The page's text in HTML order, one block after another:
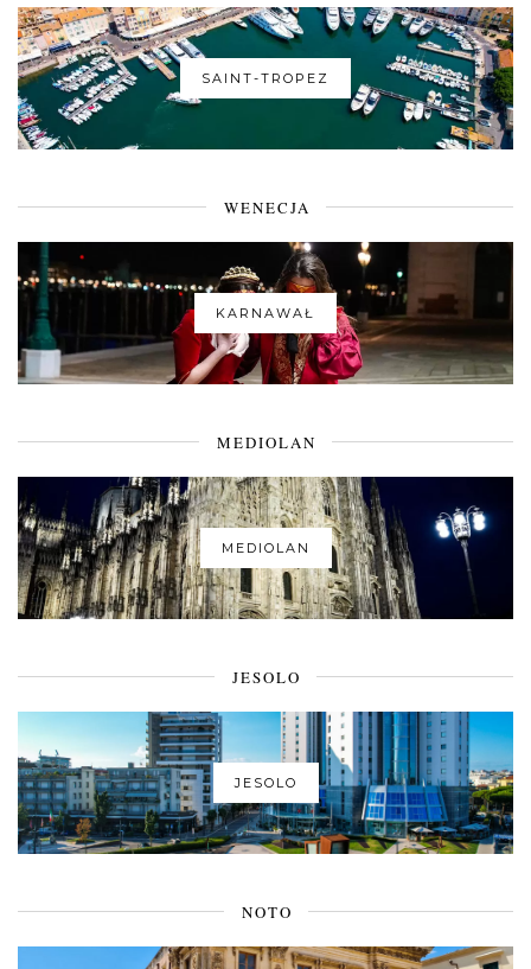
SAINT-TROPEZ
WENECJA
KARNAWAŁ
MEDIOLAN
MEDIOLAN
JESOLO
JESOLO
NOTO